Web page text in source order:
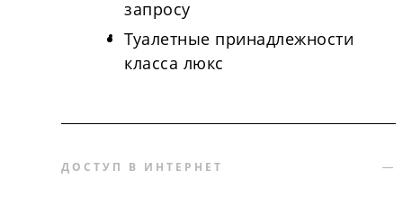
запросу
Туалетные принадлежности
класса люкс
ДОСТУП В ИНТЕРНЕТ